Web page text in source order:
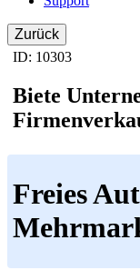
Zurück
ID: 10303
Biete
Freies